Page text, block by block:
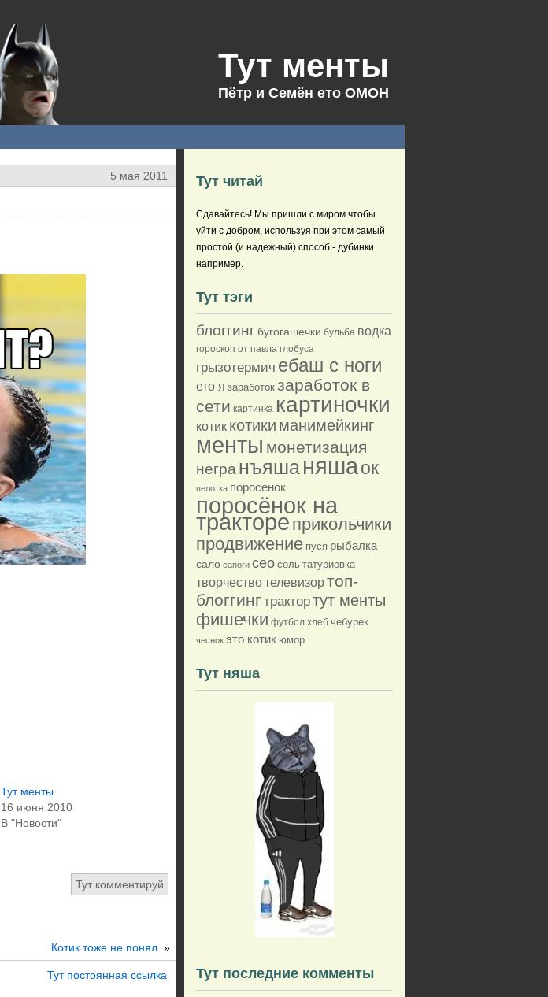
Тут менты
Пётр и Семён ето ОМОН
5 мая 2011
Тут менты
16 июня 2010
В "Новости"
Тут комментируй
Котик тоже не понял. »
Тут постоянная ссылка
Тут читай
Сдавайтесь! Мы пришли с миром чтобы
уйти с добром, используя при этом самый
простой (и надежный) способ - дубинки
например.
Тут тэги
блоггингбугогашечки бульба водка
гороскоп от павла глобуса
грызотермич ебаш с ноги
ето я заработок заработок в
сети картинка картиночки
котик котики манимейкинг
менты монетизация
негра нъяшаняшаок
пелотка поросенок
поросёнок на
трактореприкольчики
продвижение пуся рыбалка
сало сапоги сео соль татуриовка
творчествотелевизортоп-
блоггинг трактортут менты
фишечки футбол хлеб чебурек
чеснок это котик юмор
Тут няша
Тут последние комменты